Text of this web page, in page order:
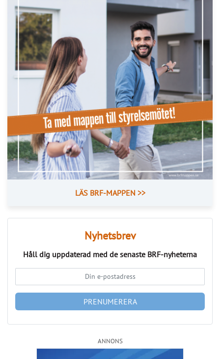
Läs fler nyheter
Så kan IMD stärka föreningens ekonomi
Publicerad : 6 aug. 2026, 09:42
Så kan IMD stärka föreningens
ekonomi
Med IMD kan bostadsrättsföreningar få bättre
kontroll över kostnaderna och skapa en mer
rättvis fördelning mellan hushållen.
CoLin Fastighetsservice har under många år arbetat med